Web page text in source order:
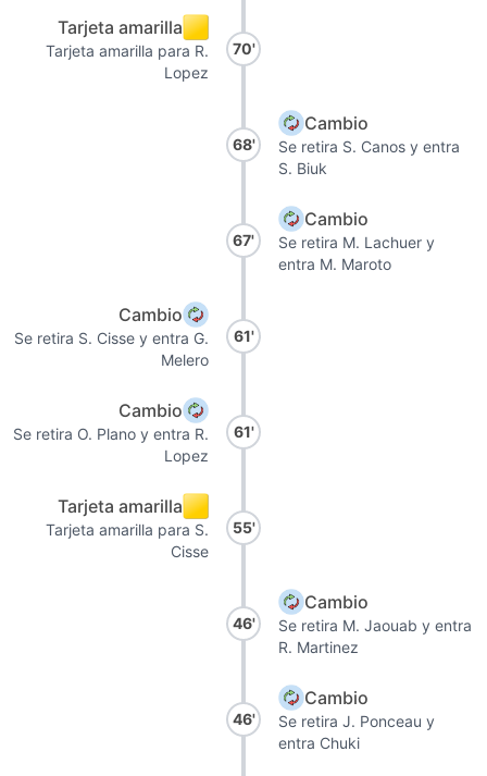
Tarjeta amarilla
Tarjeta amarilla para R.
Lopez
70'
68'
Cambio
Se retira S. Canos y entra
S. Biuk
67'
Cambio
Se retira M. Lachuer y
entra M. Maroto
Cambio
Se retira S. Cisse y entra G.
Melero
61'
Cambio
Se retira O. Plano y entra R.
Lopez
61'
Tarjeta amarilla
Tarjeta amarilla para S.
Cisse
55'
46'
Cambio
Se retira M. Jaouab y entra
R. Martinez
46'
Cambio
Se retira J. Ponceau y
entra Chuki